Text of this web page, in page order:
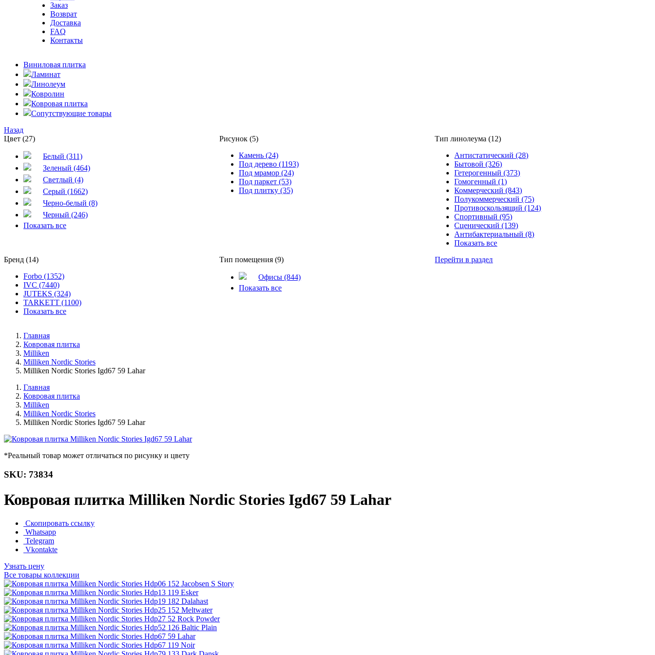
Заказ
Возврат
Доставка
FAQ
Контакты
Виниловая плитка
Ламинат
Линолеум
Ковролин
Ковровая плитка
Сопутствующие товары
Назад
Цвет (27)
Белый (311)
Зеленый (464)
Светлый (4)
Серый (1662)
Черно-белый (8)
Черный (246)
Показать все
Рисунок (5)
Камень (24)
Под дерево (1193)
Под мрамор (24)
Под паркет (53)
Под плитку (35)
Тип линолеума (12)
Антистатический (28)
Бытовой (326)
Гетерогенный (373)
Гомогенный (1)
Коммерческий (843)
Полукоммерческий (75)
Противоскользящий (124)
Спортивный (95)
Сценический (139)
Антибактериальный (8)
Показать все
Бренд (14)
Forbo (1352)
IVC (7440)
JUTEKS (324)
TARKETT (1100)
Показать все
Тип помещения (9)
Офисы (844)
Показать все
Перейти в раздел
Главная
Ковровая плитка
Milliken
Milliken Nordic Stories
Milliken Nordic Stories Igd67 59 Lahar
Главная
Ковровая плитка
Milliken
Milliken Nordic Stories
Milliken Nordic Stories Igd67 59 Lahar
*Реальный товар может отличаться по рисунку и цвету
SKU: 73834
Ковровая плитка Milliken Nordic Stories Igd67 59 Lahar
Скопировать ссылку
Whatsapp
Telegram
Vkontakte
Узнать цену
Все товары коллекции